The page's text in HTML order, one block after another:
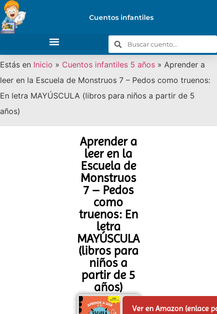
Cuentos infantiles
Estás en Inicio » Cuentos infantiles 5 años » Aprender a
leer en la Escuela de Monstruos 7 – Pedos como truenos:
En letra MAYÚSCULA (libros para niños a partir de 5
años)
Aprender a
leer en la
Escuela de
Monstruos
7 – Pedos
como
truenos: En
letra
MAYÚSCULA
(libros para
niños a
partir de 5
años)
Ver en Amazon (enlace